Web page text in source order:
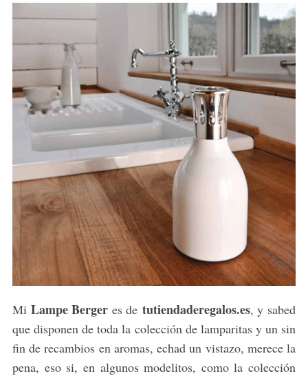
Mi Lampe Berger es de tutiendaderegalos.es, y sabed
que disponen de toda la colección de lamparitas y un sin
fin de recambios en aromas, echad un vistazo, merece la
pena, eso si, en algunos modelitos, como la colección